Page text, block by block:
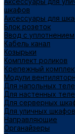
шкафов
Аксессуары для
Блок розеток
Ввод с уплотнением
Кабель канал
Козырьки
Комплект роликов
Крепежный
Модули
Для напольных
Для настенных
Для серверных
Для уличных
Направляющие
Органайзеры